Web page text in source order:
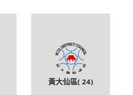
黃大仙區( 24)